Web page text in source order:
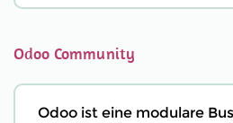
Odoo Community
Odoo ist eine modulare